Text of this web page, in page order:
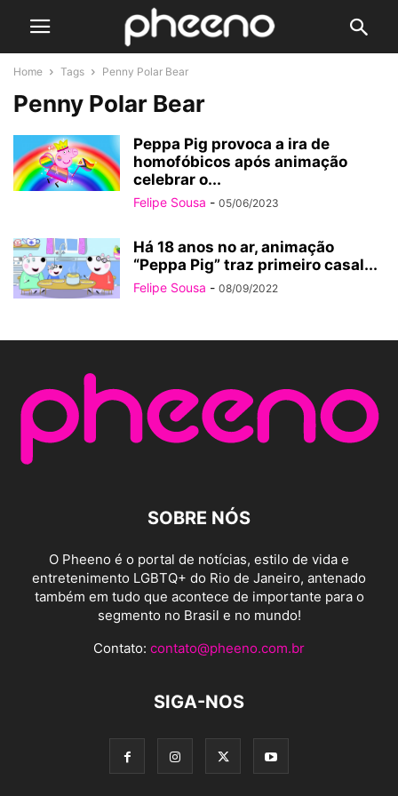
Home Tags Penny Polar Bear
Penny Polar Bear
Peppa Pig provoca a ira de
homofóbicos após animação
celebrar o...
Felipe Sousa - 05/06/2023
Há 18 anos no ar, animação
“Peppa Pig” traz primeiro casal...
Felipe Sousa - 08/09/2022
SOBRE NÓS
O Pheeno é o portal de notícias, estilo de vida e
entretenimento LGBTQ+ do Rio de Janeiro, antenado
também em tudo que acontece de importante para o
segmento no Brasil e no mundo!
Contato: contato@pheeno.com.br
SIGA-NOS